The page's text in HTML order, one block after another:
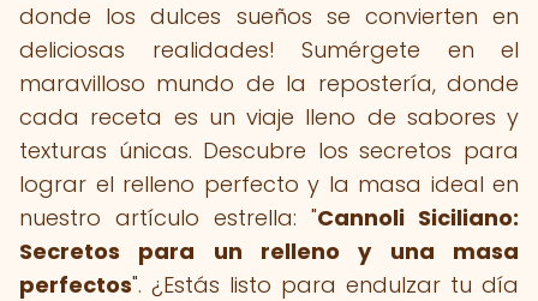
donde los dulces sueños se convierten en
deliciosas realidades! Sumérgete en el
maravilloso mundo de la repostería, donde
cada receta es un viaje lleno de sabores y
texturas únicas. Descubre los secretos para
lograr el relleno perfecto y la masa ideal en
nuestro artículo estrella: "Cannoli Siciliano:
Secretos para un relleno y una masa
perfectos". ¿Estás listo para endulzar tu día